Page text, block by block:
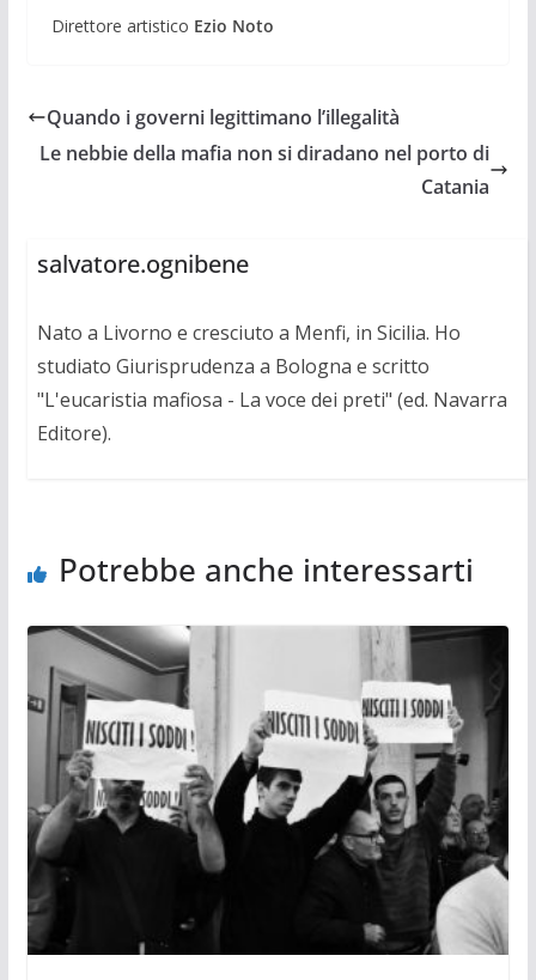
Direttore artistico Ezio Noto
Quando i governi legittimano l’illegalità
Le nebbie della mafia non si diradano nel porto di
Catania
salvatore.ognibene
Nato a Livorno e cresciuto a Menfi, in Sicilia. Ho
studiato Giurisprudenza a Bologna e scritto
"L'eucaristia mafiosa - La voce dei preti" (ed. Navarra
Editore).
Potrebbe anche interessarti